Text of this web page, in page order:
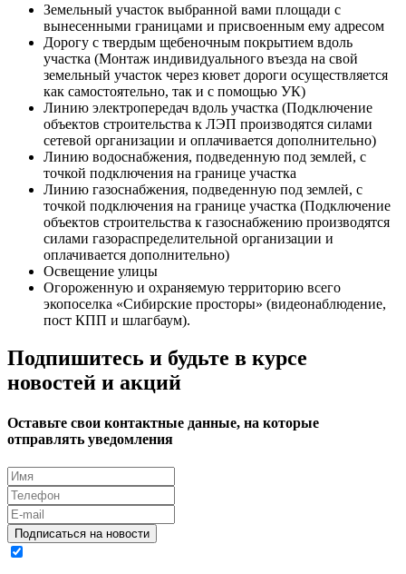
Земельный участок выбранной вами площади с
вынесенными границами и присвоенным ему адресом
Дорогу с твердым щебеночным покрытием вдоль
участка (Монтаж индивидуального въезда на свой
земельный участок через кювет дороги осуществляется
как самостоятельно, так и с помощью УК)
Линию электропередач вдоль участка (Подключение
объектов строительства к ЛЭП производятся силами
сетевой организации и оплачивается дополнительно)
Линию водоснабжения, подведенную под землей, с
точкой подключения на границе участка
Линию газоснабжения, подведенную под землей, с
точкой подключения на границе участка (Подключение
объектов строительства к газоснабжению производятся
силами газораспределительной организации и
оплачивается дополнительно)
Освещение улицы
Огороженную и охраняемую территорию всего
экопоселка «Сибирские просторы» (видеонаблюдение,
пост КПП и шлагбаум).
Подпишитесь и будьте в курсе
новостей и акций
Оставьте свои контактные данные, на которые
отправлять уведомления
Подписаться на новости